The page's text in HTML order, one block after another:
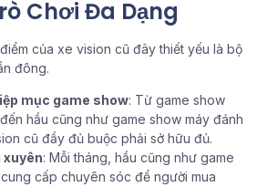
Chơi Đa Dạng
của xe vision cũ đây thiết yếu là bộ
đông.
mục game show: Từ game show
hầu cũng như game show máy đánh
cũ đầy đủ buộc phải sở hữu đủ.
xuyên: Mỗi tháng, hầu cũng như game
cấp chuyên sóc để người mua